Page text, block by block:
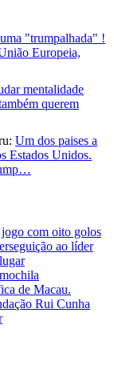
"trumpalhada" !
Europeia,
mentalidade
querem
Um dos paises a
Estados Unidos.
com oito golos
ao líder
de Macau.
Rui Cunha